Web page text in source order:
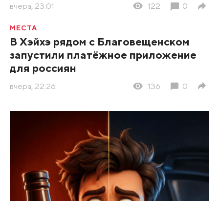
вчера, 23:01 122 0
МЕСТА
В Хэйхэ рядом с Благовещенском
запустили платёжное приложение
для россиян
вчера, 22:26 136 0